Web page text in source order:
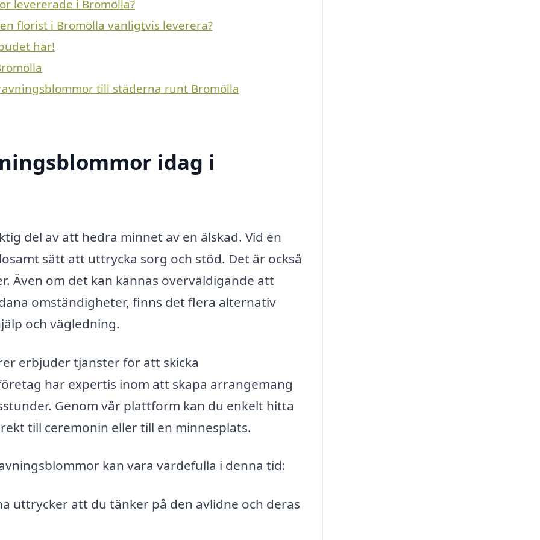
levererade i Bromölla?
florist i Bromölla vanligtvis leverera?
här!
till städerna runt Bromölla
idag i
del av att hedra minnet av en älskad. Vid en
sätt att uttrycka sorg och stöd. Det är också
Även om det kan kännas överväldigande att
omständigheter, finns det flera alternativ
och vägledning.
erbjuder tjänster för att skicka
har expertis inom att skapa arrangemang
Genom vår plattform kan du enkelt hitta
till ceremonin eller till en minnesplats.
kan vara värdefulla i denna tid:
uttrycker att du tänker på den avlidne och deras